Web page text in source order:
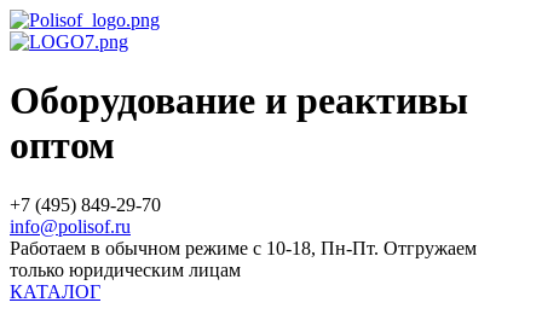
Оборудование и реактивы
оптом
+7 (495) 849-29-70
info@polisof.ru
Работаем в обычном режиме с 10-18, Пн-Пт. Отгружаем
только юридическим лицам
КАТАЛОГ